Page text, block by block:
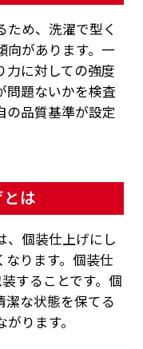
ため、洗濯で型く
向があります。一
力に対しての強度
問題ないかを検査
の品質基準が設定
は
、個装仕上げにし
なります。個装仕
することです。個
潔な状態を保てる
ります。